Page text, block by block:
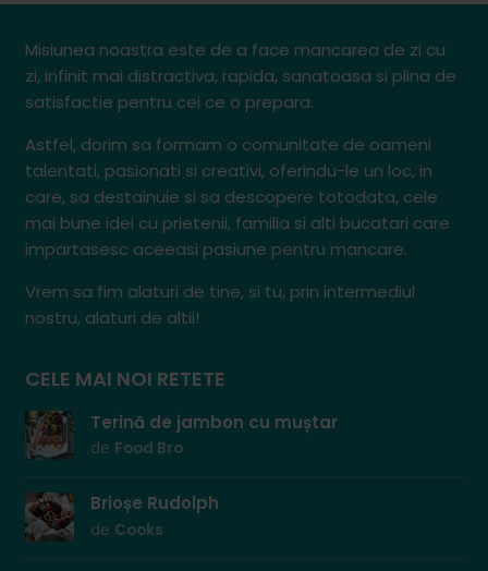
Misiunea noastra este de a face mancarea de zi cu
zi, infinit mai distractiva, rapida, sanatoasa si plina de
satisfactie pentru cei ce o prepara.
Astfel, dorim sa formam o comunitate de oameni
talentati, pasionati si creativi, oferindu-le un loc, in
care, sa destainuie si sa descopere totodata, cele
mai bune idei cu prietenii, familia si alti bucatari care
impartasesc aceeasi pasiune pentru mancare.
Vrem sa fim alaturi de tine, si tu, prin intermediul
nostru, alaturi de altii!
CELE MAI NOI RETETE
Terină de jambon cu muștar
de Food Bro
Brioșe Rudolph
de Cooks